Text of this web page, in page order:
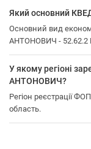
Який основний
Основний вид
АНТОНОВИЧ -
У якому регіоні
АНТОНОВИЧ?
Регіон реєстрації
область.